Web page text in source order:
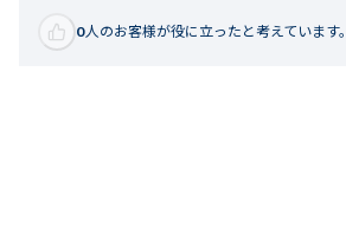
0人のお客様が役に立ったと考えています。